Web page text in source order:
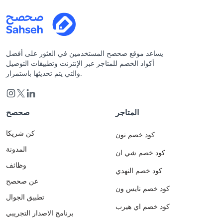
يساعد موقع صحصح المستخدمين في العثور على أفضل
أكواد الخصم للمتاجر عبر الإنترنت وتطبيقات التوصيل
والتي يتم تحديثها باستمرار.
صحصح
كن شريكا
المدونة
وظائف
عن صحصح
تطبيق الجوال
برنامج الاصدار التجريبي
المتاجر
كود خصم نون
كود خصم شي ان
كود خصم النهدي
كود خصم نايس ون
كود خصم اي هيرب